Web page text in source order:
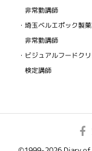
非常勤講師
・埼玉ベルエポック製
非常勤講師
・ビジュアルフードク
検定講師